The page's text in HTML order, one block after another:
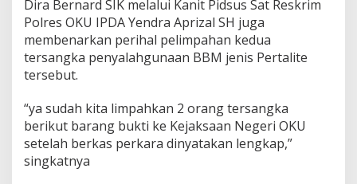
Dira Bernard SIK melalui Kanit Pidsus Sat Reskrim
Polres OKU IPDA Yendra Aprizal SH juga
membenarkan perihal pelimpahan kedua
tersangka penyalahgunaan BBM jenis Pertalite
tersebut.
“ya sudah kita limpahkan 2 orang tersangka
berikut barang bukti ke Kejaksaan Negeri OKU
setelah berkas perkara dinyatakan lengkap,”
singkatnya